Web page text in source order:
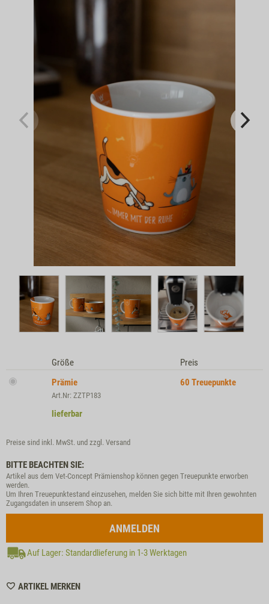
Größe
Preis
Prämie
Art.Nr: ZZTP183
60 Treuepunkte
lieferbar
Preise sind inkl. MwSt. und zzgl. Versand
BITTE BEACHTEN SIE:
Artikel aus dem Vet-Concept Prämienshop können gegen Treuepunkte erworben
werden.
Um Ihren Treuepunktestand einzusehen, melden Sie sich bitte mit Ihren gewohnten
Zugangsdaten in unserem Shop an.
ANMELDEN
Auf Lager: Standardlieferung in 1-3 Werktagen
ARTIKEL MERKENWISHLIST